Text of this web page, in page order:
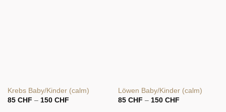
Krebs Baby/Kinder (calm)
85 CHF – 150 CHFPreisspanne:
Löwen Baby/Kinder (calm)
85 CHF – 150 CHFPreisspanne: